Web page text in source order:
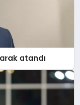
atandı